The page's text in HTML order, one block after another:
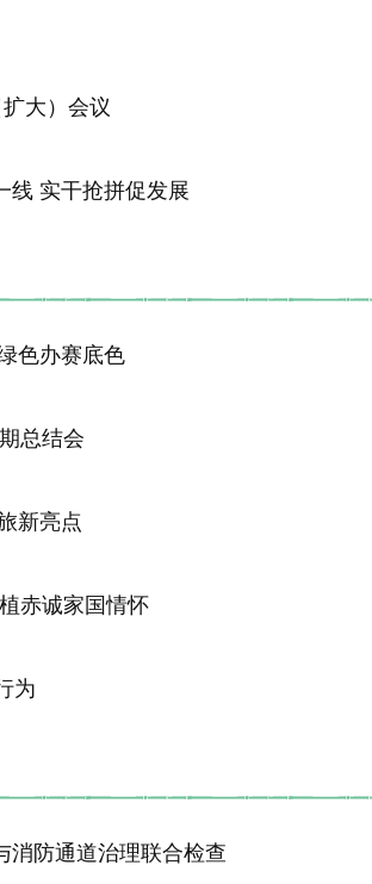
大）会议
线 实干抢拼促发展
色办赛底色
总结会
新亮点
赤诚家国情怀
为
消防通道治理联合检查